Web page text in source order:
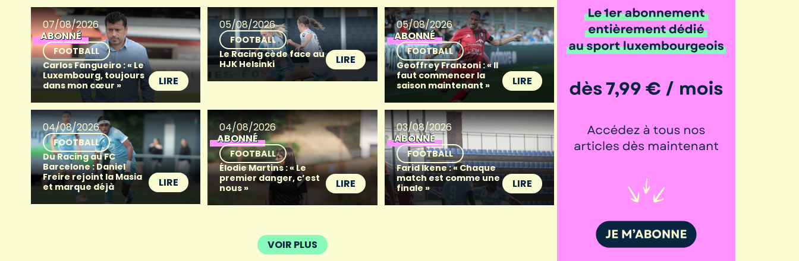
07/08/2026
ABONNÉ
FOOTBALL
Carlos Fangueiro : « Le
Luxembourg, toujours
dans mon cœur »
LIRE
05/08/2026
FOOTBALL
Le Racing cède face au
HJK Helsinki
LIRE
05/08/2026
ABONNÉ
FOOTBALL
Geoffrey Franzoni : « Il
faut commencer la
saison maintenant »
LIRE
04/08/2026
FOOTBALL
Du Racing au FC
Barcelone : Daniel
Freire rejoint la Masia
et marque déjà
LIRE
04/08/2026
ABONNÉ
FOOTBALL
Élodie Martins : « Le
premier danger, c’est
nous »
LIRE
03/08/2026
ABONNÉ
FOOTBALL
Farid Ikene : « Chaque
match est comme une
finale »
LIRE
VOIR PLUS